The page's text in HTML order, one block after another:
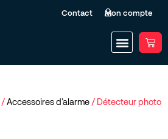
Contact Mon compte
/Accessoires d’alarme / Détecteur photo